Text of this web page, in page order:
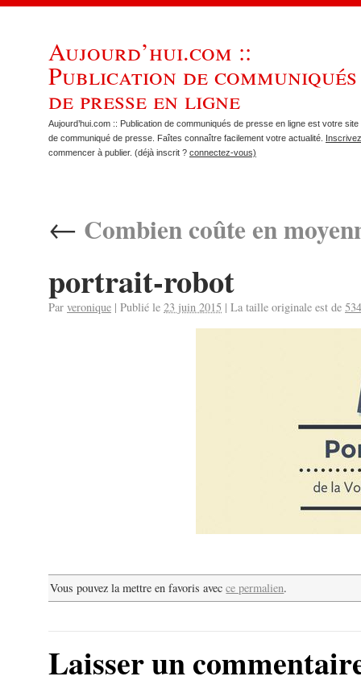
Aujourd’hui.com ::
Publication de communiqués
de presse en ligne
Aujourd’hui.com :: Publication de communiqués de presse en ligne est votre site
de communiqué de presse. Faîtes connaître facilement votre actualité.
commencer à publier. (déjà inscrit ? connectez-vous)
← Combien coûte en
portrait-robot
Par veronique | Publié le 23 juin 2015 | La taille originale est de
Vous pouvez la mettre en favoris avecce permalien.
Laisser un